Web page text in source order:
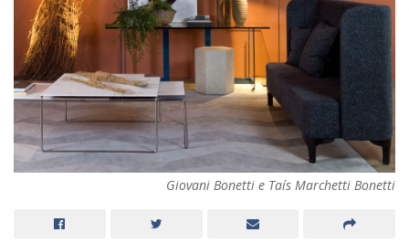
Giovani Bonetti e Taís Marchetti Bonetti